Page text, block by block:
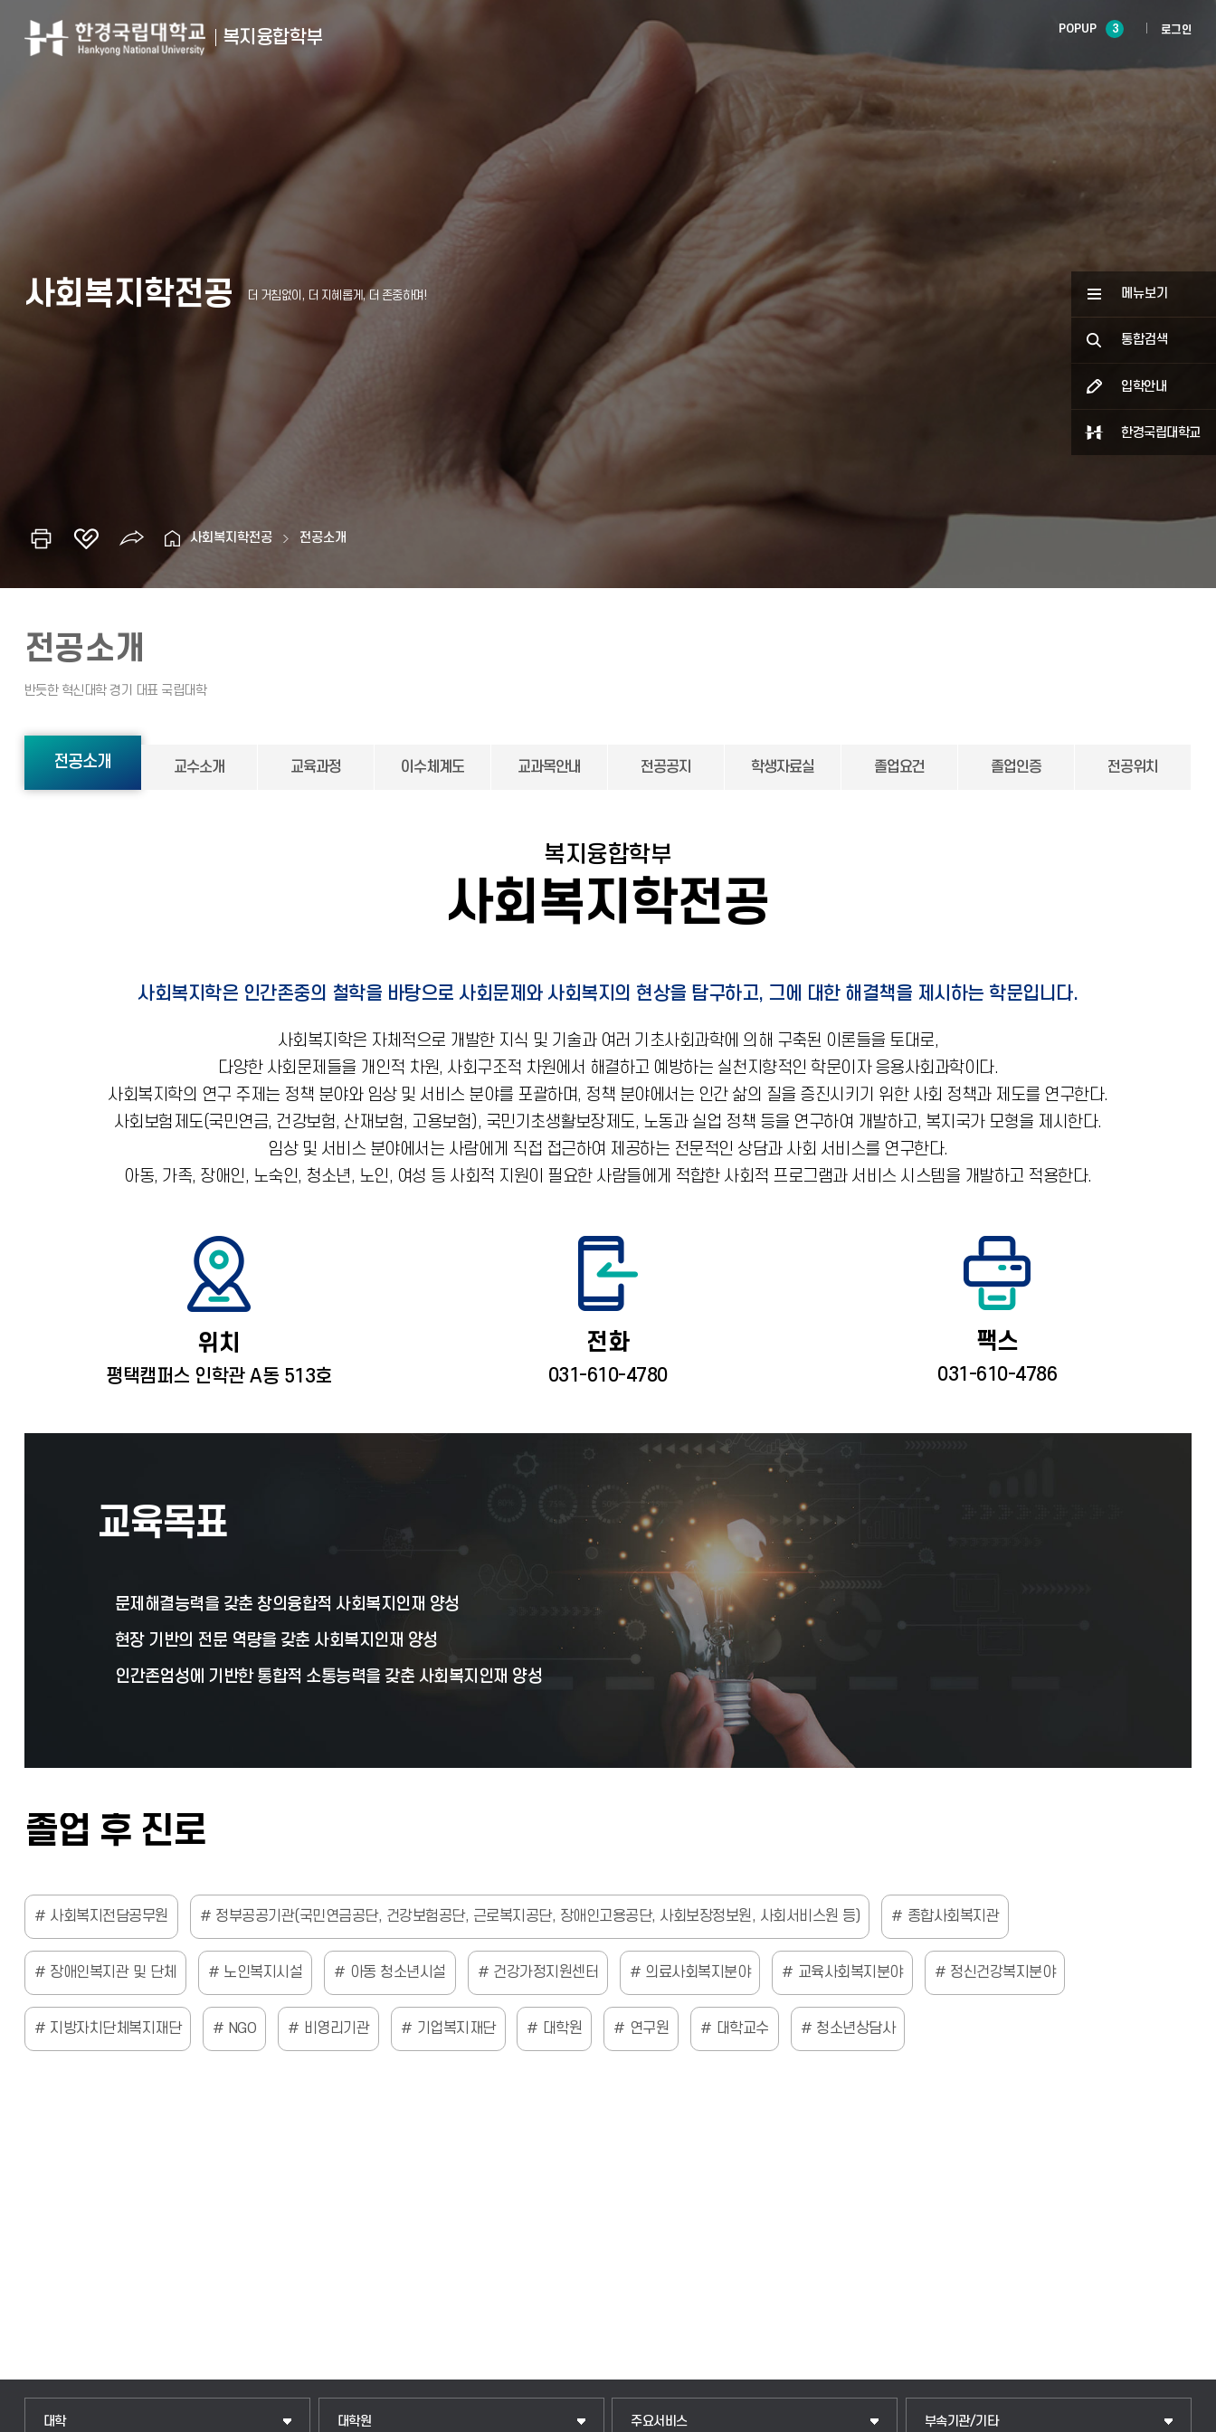
복지융합학부 POPUP 3 로그인
메뉴보기
통합검색
입학안내
한경국립대학교
사회복지학전공
사회복지학전공 전공소개
전공소개
전공소개 교수소개 교육과정 이수체계도 교과목안내 전공공지 학생자료실 졸업요건 졸업인증 전공위치
복지융합학부
사회복지학전공
사회복지학은 인간존중의 철학을 바탕으로 사회문제와 사회복지의 현상을 탐구하고, 그에 대한 해결책을 제시하는 학문입니다.
사회복지학은 자체적으로 개발한 지식 및 기술과 여러 기초사회과학에 의해 구축된 이론들을 토대로,
다양한 사회문제들을 개인적 차원, 사회구조적 차원에서 해결하고 예방하는 실천지향적인 학문이자 응용사회과학이다.
사회복지학의 연구 주제는 정책 분야와 임상 및 서비스 분야를 포괄하며, 정책 분야에서는 인간 삶의 질을 증진시키기 위한 사회 정책과 제도를 연구한다.
사회보험제도(국민연금, 건강보험, 산재보험, 고용보험), 국민기초생활보장제도, 노동과 실업 정책 등을 연구하여 개발하고, 복지국가 모형을 제시한다.
임상 및 서비스 분야에서는 사람에게 직접 접근하여 제공하는 전문적인 상담과 사회 서비스를 연구한다.
아동, 가족, 장애인, 노숙인, 청소년, 노인, 여성 등 사회적 지원이 필요한 사람들에게 적합한 사회적 프로그램과 서비스 시스템을 개발하고 적용한다.
위치
평택캠퍼스 인학관 A동 513호
전화
031-610-4780
팩스
031-610-4786
교육목표
문제해결능력을 갖춘 창의융합적 사회복지인재 양성
현장 기반의 전문 역량을 갖춘 사회복지인재 양성
인간존엄성에 기반한 통합적 소통능력을 갖춘 사회복지인재 양성
졸업 후 진로
사회복지전담공무원 정부공공기관(국민연금공단, 건강보험공단, 근로복지공단, 장애인고용공단, 사회보장정보원, 사회서비스원 등) 종합사회복지관
장애인복지관 및 단체 노인복지시설 아동 청소년시설 건강가정지원센터 의료사회복지분야 교육사회복지분야 정신건강복지분야
지방자치단체복지재단 NGO 비영리기관 기업복지재단 대학원 연구원 대학교수 청소년상담사
대학
인문융합공공인재학부 대학원
일반대학원 주요서비스
입학안내 부속기관/기타
중앙도서관